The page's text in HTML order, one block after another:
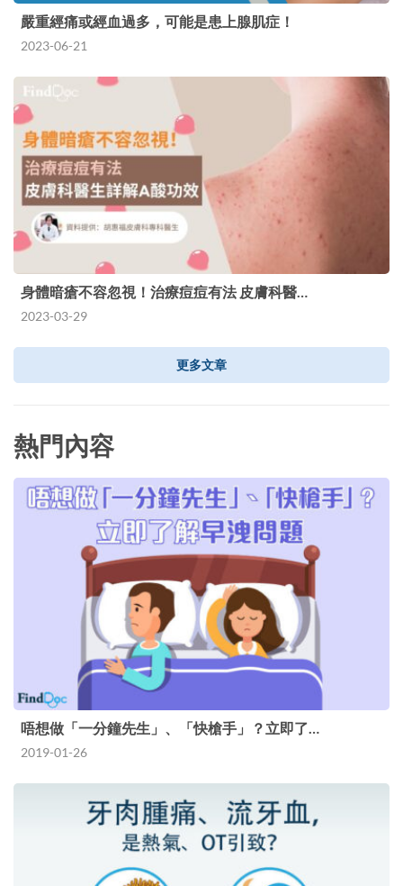
嚴重經痛或經血過多，可能是患上腺肌症！
2023-06-21
身體暗瘡不容忽視！治療痘痘有法 皮膚科醫…
2023-03-29
更多文章
熱門內容
唔想做「一分鐘先生」、「快槍手」？立即了…
2019-01-26